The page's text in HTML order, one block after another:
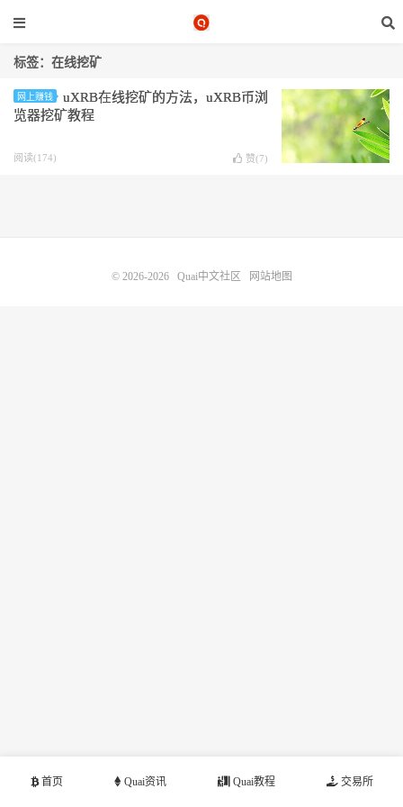
标签：在线挖矿
网上赚钱
uXRB在线挖矿的方法，uXRB币浏
览器挖矿教程
阅读(174) 赞(7)
首页 Quai资讯 Quai教程 交易所
© 2026-2026 Quai中文社区 网站地图